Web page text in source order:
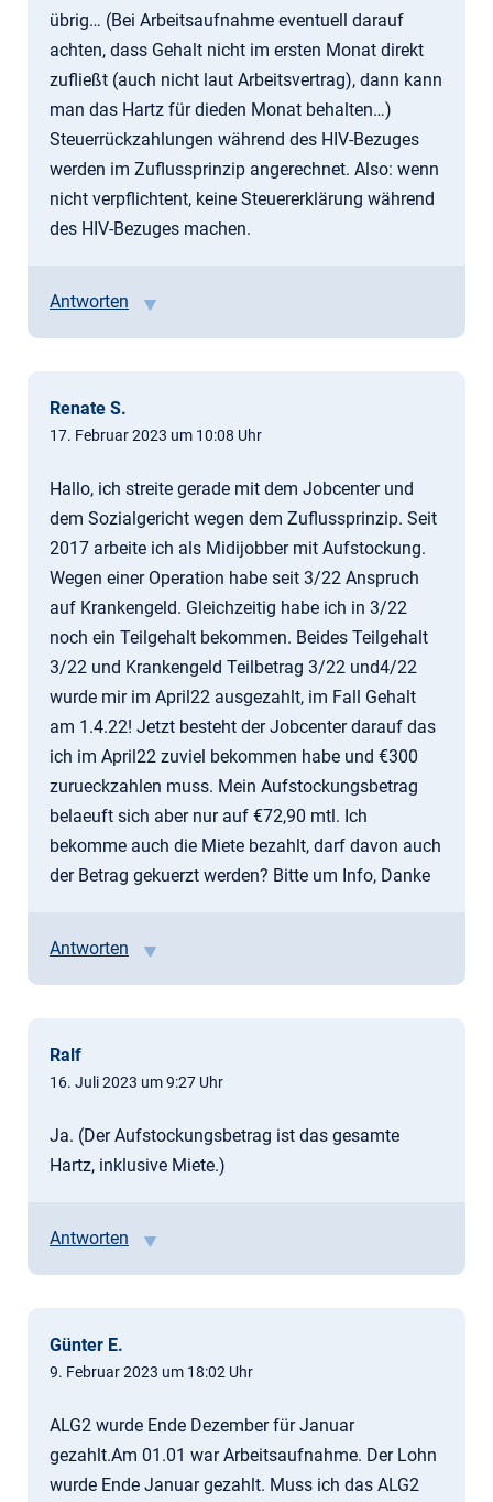
übrig… (Bei Arbeitsaufnahme eventuell darauf
achten, dass Gehalt nicht im ersten Monat direkt
zufließt (auch nicht laut Arbeitsvertrag), dann kann
man das Hartz für dieden Monat behalten…)
Steuerrückzahlungen während des HIV-Bezuges
werden im Zuflussprinzip angerechnet. Also: wenn
nicht verpflichtent, keine Steuererklärung während
des HIV-Bezuges machen.
Antworten
Renate S.
17. Februar 2023 um 10:08 Uhr
Hallo, ich streite gerade mit dem Jobcenter und
dem Sozialgericht wegen dem Zuflussprinzip. Seit
2017 arbeite ich als Midijobber mit Aufstockung.
Wegen einer Operation habe seit 3/22 Anspruch
auf Krankengeld. Gleichzeitig habe ich in 3/22
noch ein Teilgehalt bekommen. Beides Teilgehalt
3/22 und Krankengeld Teilbetrag 3/22 und4/22
wurde mir im April22 ausgezahlt, im Fall Gehalt
am 1.4.22! Jetzt besteht der Jobcenter darauf das
ich im April22 zuviel bekommen habe und €300
zurueckzahlen muss. Mein Aufstockungsbetrag
belaeuft sich aber nur auf €72,90 mtl. Ich
bekomme auch die Miete bezahlt, darf davon auch
der Betrag gekuerzt werden? Bitte um Info, Danke
Antworten
Ralf
16. Juli 2023 um 9:27 Uhr
Ja. (Der Aufstockungsbetrag ist das gesamte
Hartz, inklusive Miete.)
Antworten
Günter E.
9. Februar 2023 um 18:02 Uhr
ALG2 wurde Ende Dezember für Januar
gezahlt.Am 01.01 war Arbeitsaufnahme. Der Lohn
wurde Ende Januar gezahlt. Muss ich das ALG2